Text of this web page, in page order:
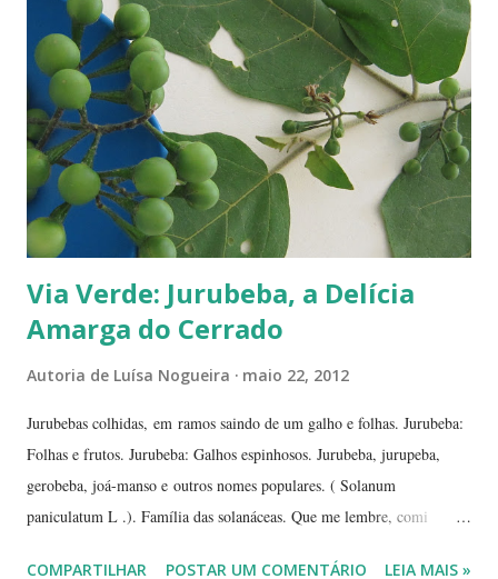
remetem a alegres brincadeiras - por muitos levadas a sério: São
guardados em carteiras, deixados sob os pratos e por aí vai ... E,
dizem, é um sinal de boa sorte para o ano que começa. Caramboleira -
Quer um Natal bem brasileiro? Use a imaginação, enfeitando su...
Via Verde: Jurubeba, a Delícia
Amarga do Cerrado
Autoria de Luísa Nogueira maio 22, 2012
Jurubebas colhidas, em ramos saindo de um galho e folhas. Jurubeba:
Folhas e frutos. Jurubeba: Galhos espinhosos. Jurubeba, jurupeba,
gerobeba, joá-manso e outros nomes populares. ( Solanum
paniculatum L .). Família das solanáceas. Que me lembre, comi
COMPARTILHAR POSTAR UM COMENTÁRIO LEIA MAIS »